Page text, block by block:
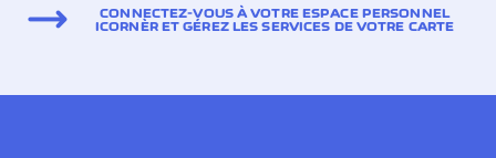
CONNECTEZ-VOUS À VOTRE ESPACE PERSONNEL
ICORNÈR ET GÉREZ LES SERVICES DE VOTRE CARTE